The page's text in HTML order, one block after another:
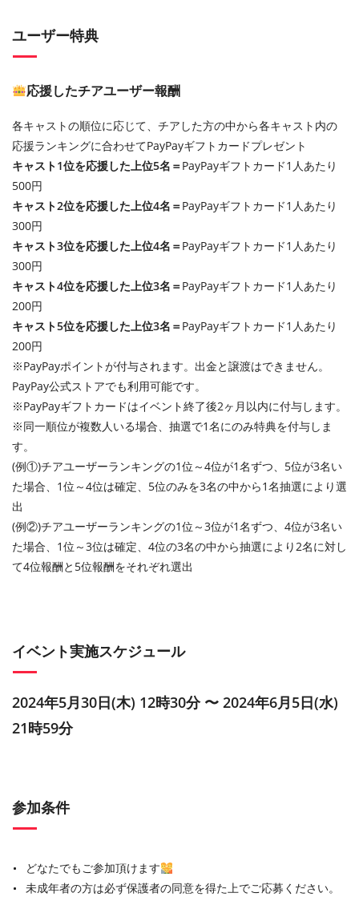
ユーザー特典
応援したチアユーザー報酬
各キャストの順位に応じて、チアした方の中から各キャスト内の
応援ランキングに合わせてPayPayギフトカードプレゼント
キャスト1位を応援した上位5名＝PayPayギフトカード1人あたり
500円
キャスト2位を応援した上位4名＝PayPayギフトカード1人あたり
300円
キャスト3位を応援した上位4名＝PayPayギフトカード1人あたり
300円
キャスト4位を応援した上位3名＝PayPayギフトカード1人あたり
200円
キャスト5位を応援した上位3名＝PayPayギフトカード1人あたり
200円
※PayPayポイントが付与されます。出金と譲渡はできません。
PayPay公式ストアでも利用可能です。
※PayPayギフトカードはイベント終了後2ヶ月以内に付与します。
※同一順位が複数人いる場合、抽選で1名にのみ特典を付与しま
す。
(例①)チアユーザーランキングの1位～4位が1名ずつ、5位が3名い
た場合、1位～4位は確定、5位のみを3名の中から1名抽選により選
出
(例②)チアユーザーランキングの1位～3位が1名ずつ、4位が3名い
た場合、1位～3位は確定、4位の3名の中から抽選により2名に対し
て4位報酬と5位報酬をそれぞれ選出
イベント実施スケジュール
2024年5月30日(木) 12時30分 〜 2024年6月5日(水)
21時59分
参加条件
どなたでもご参加頂けます
未成年者の方は必ず保護者の同意を得た上でご応募ください。